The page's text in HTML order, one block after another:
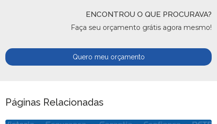
ENCONTROU O QUE PROCURAVA?
Faça seu orçamento grátis agora mesmo!
Quero meu orçamento
Páginas Relacionadas